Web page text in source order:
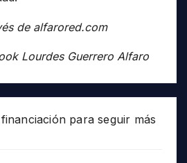
de alfarored.com
Lourdes Guerrero Alfaro
para seguir más